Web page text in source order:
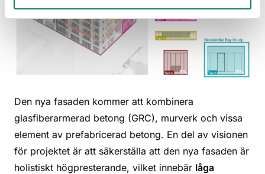
Den nya fasaden kommer att kombinera
glasfiberarmerad betong (GRC), murverk och vissa
element av prefabricerad betong. En del av visionen
för projektet är att säkerställa att den nya fasaden är
holistiskt högpresterande, vilket innebär låga